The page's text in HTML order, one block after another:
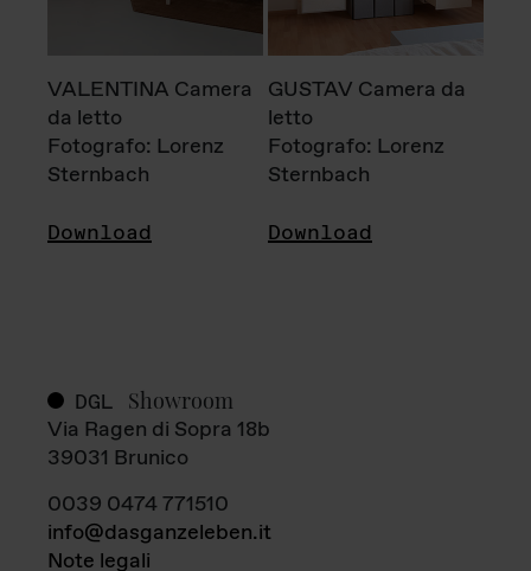
VALENTINA Camera
da letto
Fotografo: Lorenz
Sternbach
Download
GUSTAV Camera da
letto
Fotografo: Lorenz
Sternbach
Download
DGL Showroom
Via Ragen di Sopra 18b
39031 Brunico
0039 0474 771510
info@dasganzeleben.it
Note legali